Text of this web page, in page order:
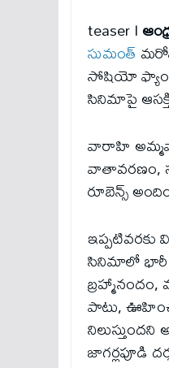
teaser I
సుమంత్
సోషియో
సినిమాపై
వారాహి
వాతావరణం,
రూబెన్స్
సినిమాలో భారీ
పాటు,
జాగర్లపూడి